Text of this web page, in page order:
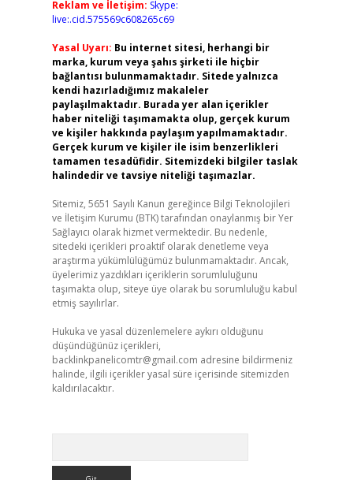
Reklam ve İletişim: Skype:
live:.cid.575569c608265c69
Yasal Uyarı: Bu internet sitesi, herhangi bir
marka, kurum veya şahıs şirketi ile hiçbir
bağlantısı bulunmamaktadır. Sitede yalnızca
kendi hazırladığımız makaleler
paylaşılmaktadır. Burada yer alan içerikler
haber niteliği taşımamakta olup, gerçek kurum
ve kişiler hakkında paylaşım yapılmamaktadır.
Gerçek kurum ve kişiler ile isim benzerlikleri
tamamen tesadüfidir. Sitemizdeki bilgiler taslak
halindedir ve tavsiye niteliği taşımazlar.
Sitemiz, 5651 Sayılı Kanun gereğince Bilgi Teknolojileri
ve İletişim Kurumu (BTK) tarafından onaylanmış bir Yer
Sağlayıcı olarak hizmet vermektedir. Bu nedenle,
sitedeki içerikleri proaktif olarak denetleme veya
araştırma yükümlülüğümüz bulunmamaktadır. Ancak,
üyelerimiz yazdıkları içeriklerin sorumluluğunu
taşımakta olup, siteye üye olarak bu sorumluluğu kabul
etmiş sayılırlar.
Hukuka ve yasal düzenlemelere aykırı olduğunu
düşündüğünüz içerikleri,
backlinkpanelicomtr@gmail.com adresine bildirmeniz
halinde, ilgili içerikler yasal süre içerisinde sitemizden
kaldırılacaktır.